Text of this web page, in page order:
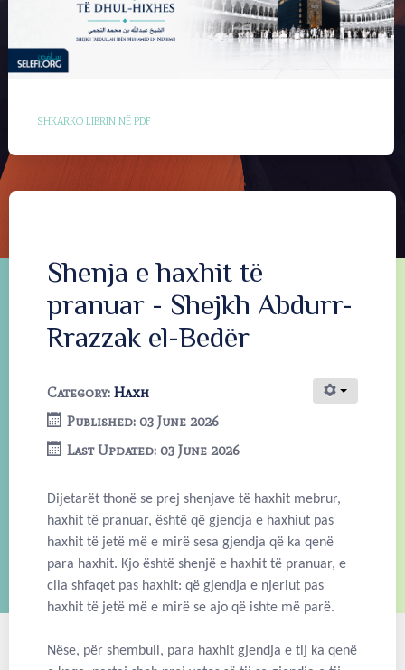
SHKARKO LIBRIN NË PDF
Shenja e haxhit të
pranuar - Shejkh Abdurr-
Rrazzak el-Bedër
Category: Haxh
Published: 03 June 2026
Last Updated: 03 June 2026
Dijetarët thonë se prej shenjave të haxhit mebrur,
haxhit të pranuar, është që gjendja e haxhiut pas
haxhit të jetë më e mirë sesa gjendja që ka qenë
para haxhit. Kjo është shenjë e haxhit të pranuar, e
cila shfaqet pas haxhit: që gjendja e njeriut pas
haxhit të jetë më e mirë se ajo që ishte më parë.
Nëse, për shembull, para haxhit gjendja e tij ka qenë